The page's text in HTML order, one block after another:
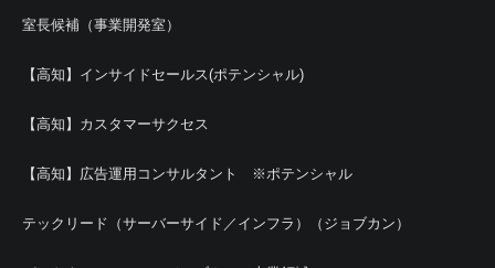
室長候補（事業開発室）
【高知】インサイドセールス(ポテンシャル)
【高知】カスタマーサクセス
【高知】広告運用コンサルタント ※ポテンシャル
テックリード（サーバーサイド／インフラ）（ジョブカン）